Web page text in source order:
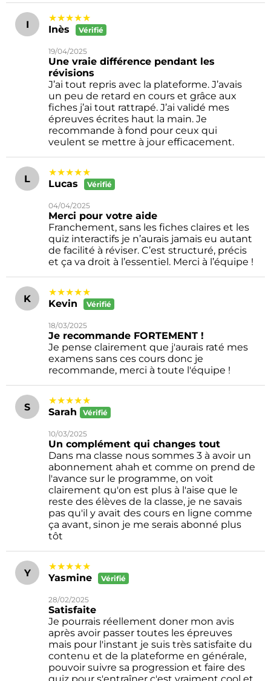
I
★★★★★
Inès
Vérifié
19/04/2025
Une vraie différence pendant les
révisions
J’ai tout repris avec la plateforme. J’avais
un peu de retard en cours et grâce aux
fiches j’ai tout rattrapé. J’ai validé mes
épreuves écrites haut la main. Je
recommande à fond pour ceux qui
veulent se mettre à jour efficacement.
L
★★★★★
Lucas
Vérifié
04/04/2025
Merci pour votre aide
Franchement, sans les fiches claires et les
quiz interactifs je n’aurais jamais eu autant
de facilité à réviser. C’est structuré, précis
et ça va droit à l’essentiel. Merci à l’équipe !
K
★★★★★
Kevin
Vérifié
18/03/2025
Je recommande FORTEMENT !
Je pense clairement que j'aurais raté mes
examens sans ces cours donc je
recommande, merci à toute l'équipe !
S
★★★★★
Sarah
Vérifié
10/03/2025
Un complément qui changes tout
Dans ma classe nous sommes 3 à avoir un
abonnement ahah et comme on prend de
l'avance sur le programme, on voit
clairement qu'on est plus à l'aise que le
reste des élèves de la classe, je ne savais
pas qu'il y avait des cours en ligne comme
ça avant, sinon je me serais abonné plus
tôt
Y
★★★★★
Yasmine
Vérifié
28/02/2025
Satisfaite
Je pourrais réellement doner mon avis
après avoir passer toutes les épreuves
mais pour l'instant je suis très satisfaite du
contenu et de la plateforme en générale,
pouvoir suivre sa progression et faire des